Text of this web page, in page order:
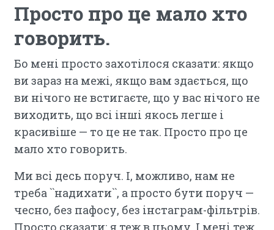
Просто про це мало хто
говорить.
Бо мені просто захотілося сказати: якщо
ви зараз на межі, якщо вам здається, що
ви нічого не встигаєте, що у вас нічого не
виходить, що всі інші якось легше і
красивіше — то це не так. Просто про це
мало хто говорить.
Ми всі десь поруч. І, можливо, нам не
треба ``надихати``, а просто бути поруч —
чесно, без пафосу, без інстаграм-фільтрів.
Просто сказати: я теж в цьому. І мені теж